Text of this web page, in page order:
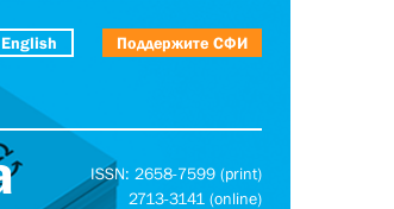
Поддержите СФИ
ISSN: 2658-7599 (print)
2713-3141 (online)